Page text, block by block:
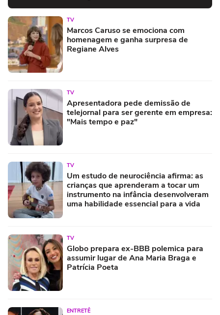
TV
Marcos Caruso se emociona com
homenagem e ganha surpresa de
Regiane Alves
TV
Apresentadora pede demissão de
telejornal para ser gerente em empresa:
"Mais tempo e paz"
TV
Um estudo de neurociência afirma: as
crianças que aprenderam a tocar um
instrumento na infância desenvolveram
uma habilidade essencial para a vida
TV
Globo prepara ex-BBB polemica para
assumir lugar de Ana Maria Braga e
Patrícia Poeta
ENTRETÊ